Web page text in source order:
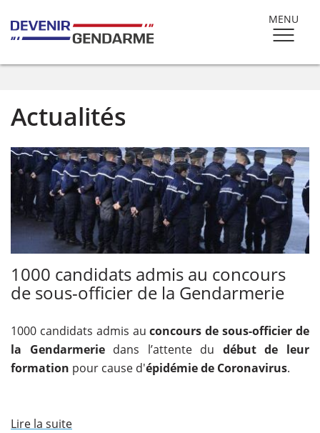
MENU
Actualités
1000 candidats admis au concours
de sous-officier de la Gendarmerie
1000 candidats admis auconcours de sous-officier de
la Gendarmeriedans l’attente du début de leur
formation pour cause d'épidémie de Coronavirus.
Lire la suite